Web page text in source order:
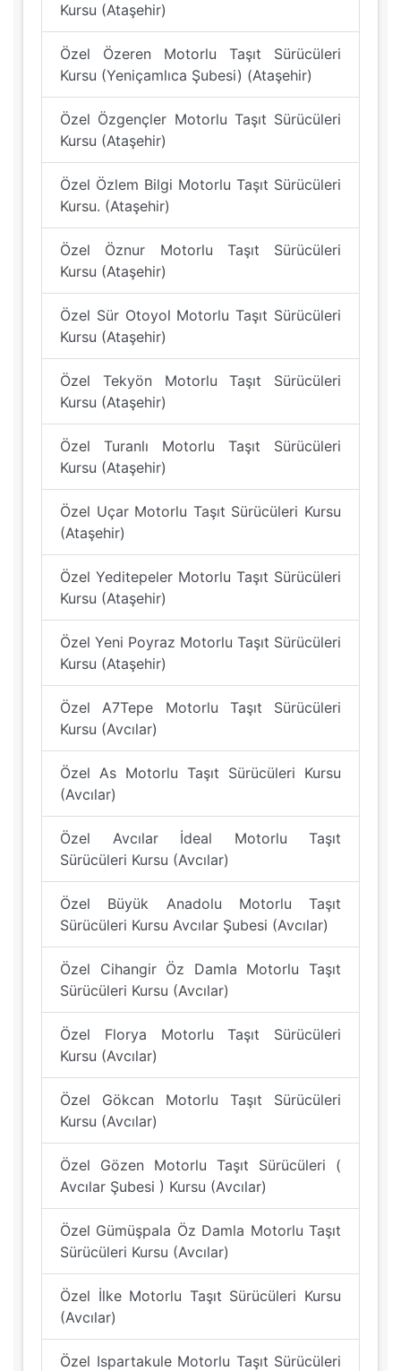
Kursu (Ataşehir)
Özel Özeren Motorlu Taşıt Sürücüleri
Kursu (Yeniçamlıca Şubesi) (Ataşehir)
Özel Özgençler Motorlu Taşıt Sürücüleri
Kursu (Ataşehir)
Özel Özlem Bilgi Motorlu Taşıt Sürücüleri
Kursu. (Ataşehir)
Özel Öznur Motorlu Taşıt Sürücüleri
Kursu (Ataşehir)
Özel Sür Otoyol Motorlu Taşıt Sürücüleri
Kursu (Ataşehir)
Özel Tekyön Motorlu Taşıt Sürücüleri
Kursu (Ataşehir)
Özel Turanlı Motorlu Taşıt Sürücüleri
Kursu (Ataşehir)
Özel Uçar Motorlu Taşıt Sürücüleri Kursu
(Ataşehir)
Özel Yeditepeler Motorlu Taşıt Sürücüleri
Kursu (Ataşehir)
Özel Yeni Poyraz Motorlu Taşıt Sürücüleri
Kursu (Ataşehir)
Özel A7Tepe Motorlu Taşıt Sürücüleri
Kursu (Avcılar)
Özel As Motorlu Taşıt Sürücüleri Kursu
(Avcılar)
Özel Avcılar İdeal Motorlu Taşıt
Sürücüleri Kursu (Avcılar)
Özel Büyük Anadolu Motorlu Taşıt
Sürücüleri Kursu Avcılar Şubesi (Avcılar)
Özel Cihangir Öz Damla Motorlu Taşıt
Sürücüleri Kursu (Avcılar)
Özel Florya Motorlu Taşıt Sürücüleri
Kursu (Avcılar)
Özel Gökcan Motorlu Taşıt Sürücüleri
Kursu (Avcılar)
Özel Gözen Motorlu Taşıt Sürücüleri (
Avcılar Şubesi ) Kursu (Avcılar)
Özel Gümüşpala Öz Damla Motorlu Taşıt
Sürücüleri Kursu (Avcılar)
Özel İlke Motorlu Taşıt Sürücüleri Kursu
(Avcılar)
Özel Ispartakule Motorlu Taşıt Sürücüleri